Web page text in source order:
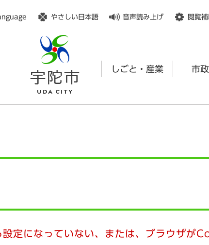
やさしい日本語 音声読み上げ 閲覧
しごと・産業 市
定になっていない、または、ブラウザが